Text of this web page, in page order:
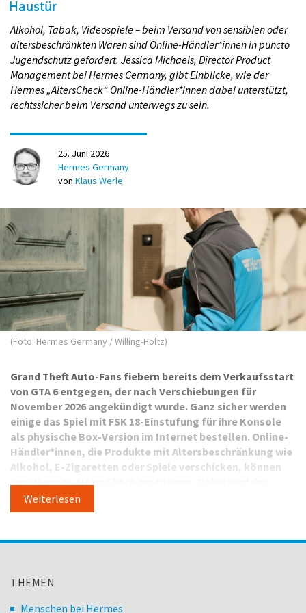
Haustür
Alkohol, Tabak, Videospiele – beim Versand von sensiblen oder
altersbeschränkten Waren sind Online-Händler*innen in puncto
Jugendschutz gefordert. Jessica Michaels, Director Product
Management bei Hermes Germany, gibt Einblicke, wie der
Hermes „AltersCheck“ Online-Händler*innen dabei unterstützt,
rechtssicher beim Versand unterwegs zu sein.
25. Juni 2026
Hermes Germany
von Klaus Werle
(Foto: Hermes Germany / Willing-Holtz)
Grand Theft Auto-Fans fiebern bereits dem Verkaufsstart
von GTA 6 entgegen, der nach Verschiebungen für
November 2026 angekündigt wurde. Ganz sicher werden
einige das Spiel mit FSK 18-Einstufung für ihre Konsole
als physische Box-Version im Internet bestellen. Online-
Händler*innen, die Produkte mit Altersbeschränkung wie
Alkohol, E-Zigaretten oder Spiele verschicken, können
Geburtsdatum der Empfänger*innen bei der
Paketübergabe geprüft. Jessica Michaels, Director
dessen Zertifizierung durch die unabhängigeKommission
Weiterlesen
THEMEN
Menschen bei Hermes